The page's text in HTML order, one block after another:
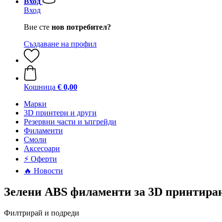
Вход
Вие сте нов потребител?
Създаване на профил
Кошница € 0,00
Mарки
3D принтери и други
Резервни части и ъпгрейди
Филаменти
Смоли
Аксесоари
⚡ Оферти
🔥 Новости
Зелени ABS филаменти за 3D
Филтрирай и подреди